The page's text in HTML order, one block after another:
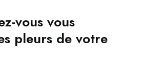
vous vous
pleurs de votre